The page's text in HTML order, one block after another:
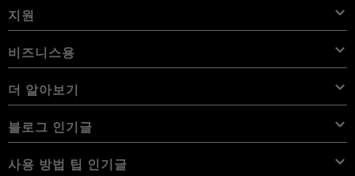
전문가 도구
사용 사례
대체 프로그램
무료 체험판
Luminar Neo User Guide
iPad용 Luminar
iPhone용 Luminar
Vision Pro용 Luminar
Luminar Mobile User Guide
개요
가격
Aperty User Guide
온라인 도구
색상 팔레트
Lightroom 프리셋
Luminar Neo 번들
LUT
Luminar Neo LUT
Aperty LUT
오버레이
하늘 개체
다른 소프트웨어
X 멤버십
하늘
eBook
강좌
Skylum 소개
경력
제휴 프로그램
이용약관
개인 정보 정책
지원
문의하기
자주 묻는 질문
쿠키 선택 사항 변경
비즈니스용
비즈니스용 Skylum
볼륨 라이선스
더 알아보기
블로그
사용 방법
블로그 인기글
Manual Mode in Photography
사용 방법 팁 인기글